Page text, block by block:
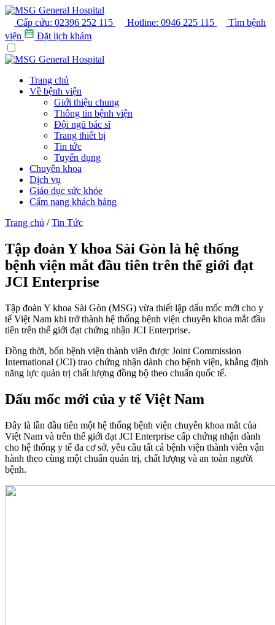
Cấp cứu: 02396 252 115 Hotline: 0946 225 115
Tìm bệnh
viện
Đặt lịch khám
Trang chủ
Về bệnh viện
Giới thiệu chung
Thông tin bệnh viện
Đội ngũ bác sĩ
Trang thiết bị
Tin tức
Tuyển dụng
Chuyên khoa
Dịch vụ
Giáo dục sức khỏe
Cẩm nang khách hàng
Trang chủ /Tin Tức
Tập đoàn Y khoa Sài Gòn là hệ thống
bệnh viện mắt đầu tiên trên thế giới đạt
JCI Enterprise
Tập đoàn Y khoa Sài Gòn (MSG) vừa thiết lập dấu mốc mới cho y
tế Việt Nam khi trở thành hệ thống bệnh viện chuyên khoa mắt đầu
tiên trên thế giới đạt chứng nhận JCI Enterprise.
Đồng thời, bốn bệnh viện thành viên được Joint Commission
International (JCI) trao chứng nhận dành cho bệnh viện, khẳng định
năng lực quản trị chất lượng đồng bộ theo chuẩn quốc tế.
Dấu mốc mới của y tế Việt Nam
Đây là lần đầu tiên một hệ thống bệnh viện chuyên khoa mắt của
Việt Nam và trên thế giới đạt JCI Enterprise cấp chứng nhận dành
cho hệ thống y tế đa cơ sở, yêu cầu tất cả bệnh viện thành viên vận
hành theo cùng một chuẩn quản trị, chất lượng và an toàn người
bệnh.